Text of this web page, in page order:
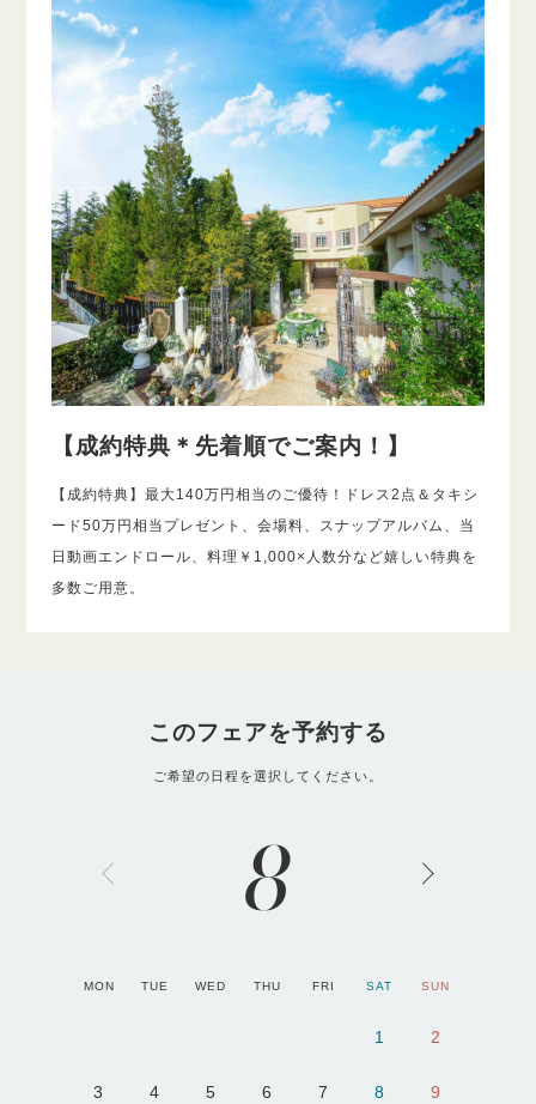
【成約特典＊先着順でご案内！】
【成約特典】最大140万円相当のご優待！ドレス2点＆タキシ
ード50万円相当プレゼント、会場料、スナップアルバム、当
日動画エンドロール、料理￥1,000×人数分など嬉しい特典を
多数ご用意。
このフェアを予約する
ご希望の日程を選択してください。
8
MON TUE WED THU FRI SAT SUN
1 2
3 4 5 6 7 8 9